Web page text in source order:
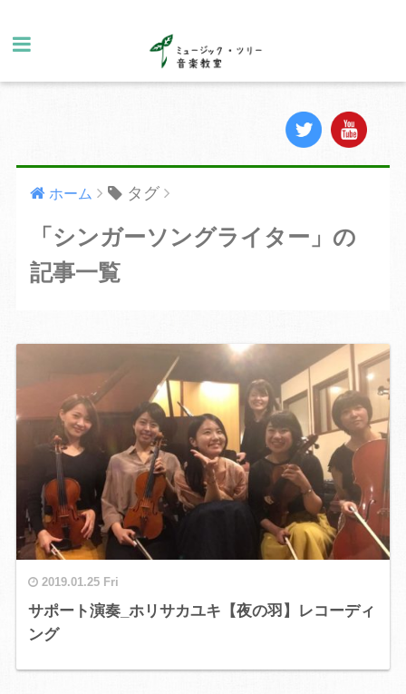
ホーム タグ
「シンガーソングライター」の
記事一覧
2019.01.25 Fri
サポート演奏_ホリサカユキ【夜の羽】レコーディ
ング